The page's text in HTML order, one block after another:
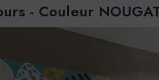
- Couleur